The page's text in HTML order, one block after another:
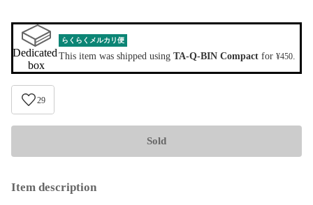
Dedicated
box
らくらくメルカリ便
This item was shipped using TA-Q-BIN Compact for ¥450.
29
Sold
Item description